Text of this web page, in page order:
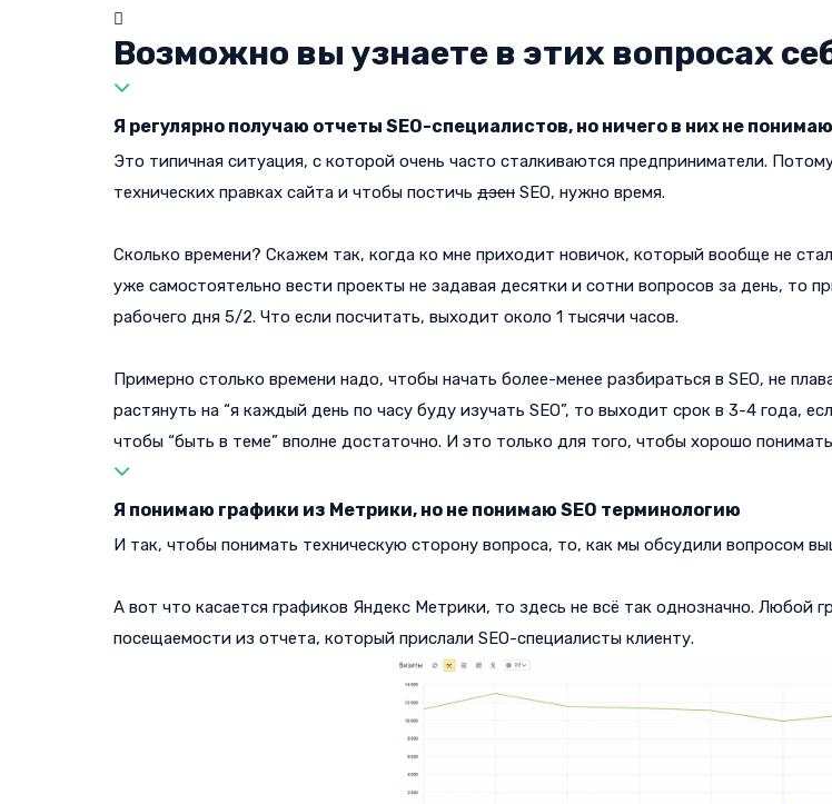
Возможно вы узнаете в этих вопросах
Я регулярно получаю отчеты SEO-специалистов, но ничего в них не понимаю
Это типичная ситуация, с которой очень часто сталкиваются предприниматели.
технических правках сайта и чтобы постичь дзен SEO, нужно время.
Сколько времени? Скажем так, когда ко мне приходит новичок, который вообще не
уже самостоятельно вести проекты не задавая десятки и сотни вопросов за день, то
рабочего дня 5/2. Что если посчитать, выходит около 1 тысячи часов.
Примерно столько времени надо, чтобы начать более-менее разбираться в SEO, не
растянуть на “я каждый день по часу буду изучать SEO”, то выходит срок в 3-4 года,
чтобы “быть в теме” вполне достаточно. И это только для того, чтобы хорошо
Я понимаю графики из Метрики, но не понимаю SEO терминологию
И так, чтобы понимать техническую сторону вопроса, то, как мы обсудили вопросом
А вот что касается графиков Яндекс Метрики, то здесь не всё так однозначно. Любой
посещаемости из отчета, который прислали SEO-специалисты клиенту.